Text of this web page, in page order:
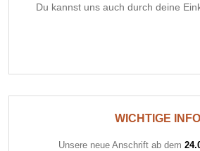
Du kannst uns auch durch deine
WICHTIGE INFO
Unsere neue Anschrift ab dem